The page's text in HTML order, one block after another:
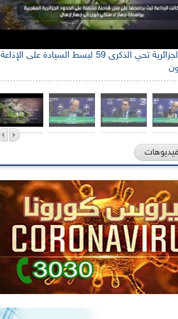
الإذاعة الجزائرية تحي الذكرى 59 لبسط السيادة على الإذاعة